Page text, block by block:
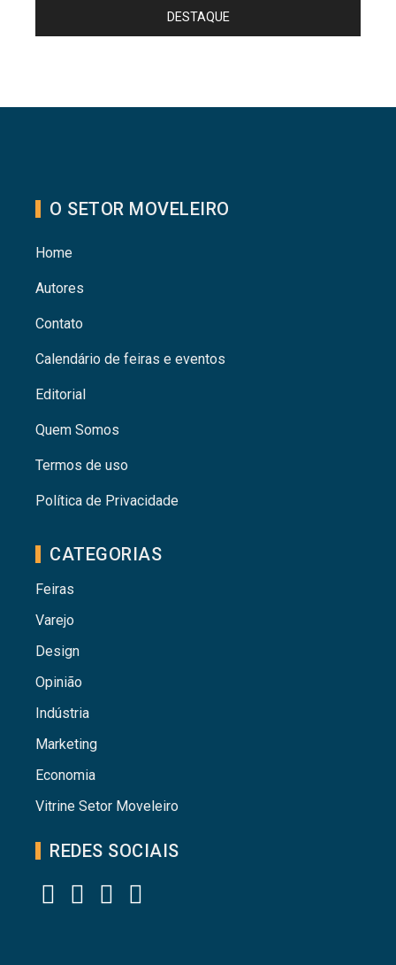
DESTAQUE
O SETOR MOVELEIRO
Home
Autores
Contato
Calendário de feiras e eventos
Editorial
Quem Somos
Termos de uso
Política de Privacidade
CATEGORIAS
Feiras
Varejo
Design
Opinião
Indústria
Marketing
Economia
Vitrine Setor Moveleiro
REDES SOCIAIS